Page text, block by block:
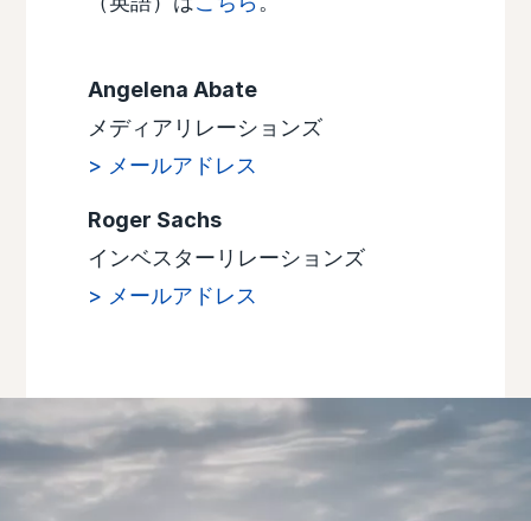
Angelena Abate
メディアリレーションズ
> メールアドレス
Roger Sachs
インベスターリレーションズ
> メールアドレス